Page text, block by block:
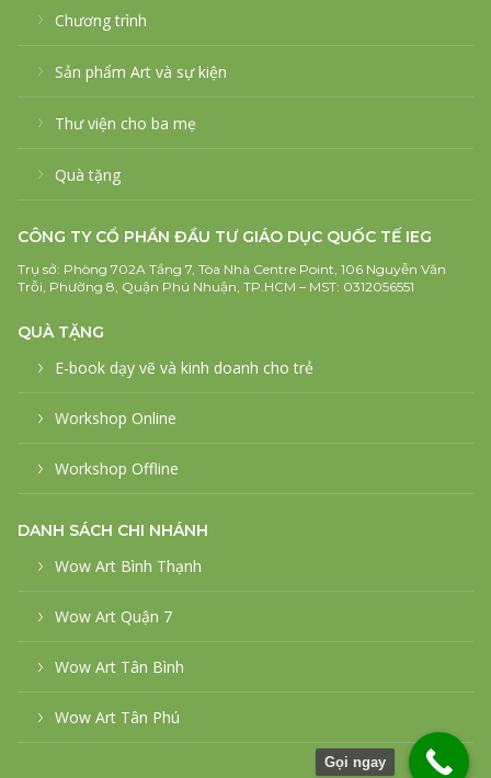
Chương trình
Sản phẩm Art và sự kiện
Thư viện cho ba mẹ
Quà tặng
CÔNG TY CỔ PHẦN ĐẦU TƯ GIÁO DỤC QUỐC TẾ IEG
Trụ sở: Phòng 702A Tầng 7, Tòa Nhà Centre Point, 106 Nguyễn Văn
Trỗi, Phường 8, Quận Phú Nhuận, TP.HCM – MST: 0312056551
QUÀ TẶNG
E-book dạy vẽ và kinh doanh cho trẻ
Workshop Online
Workshop Offline
DANH SÁCH CHI NHÁNH
Wow Art Bình Thạnh
Wow Art Quận 7
Wow Art Tân Bình
Wow Art Tân Phú
Gọi ngay